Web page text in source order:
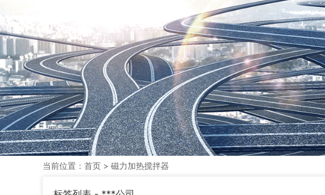
当前位置： 首页 > 磁力加热搅拌器